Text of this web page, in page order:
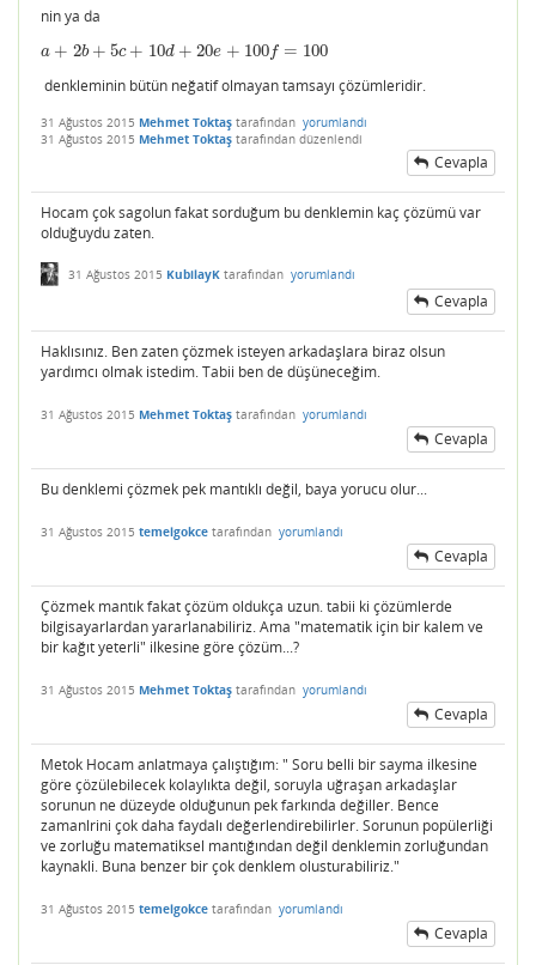
nin ya da
a + 2b + 5c + 10d + 20e + 100 f = 100
a+2b+5c +10d +20e+100 f=100
denkleminin bütün neğatif olmayan tamsayı çözümleridir.
31 Ağustos 2015 Mehmet Toktaş tarafından yorumlandı
31 Ağustos 2015 Mehmet Toktaş tarafından düzenlendi
Cevapla
Hocam çok sagolun fakat sorduğum bu denklemin kaç çözümü var
olduğuydu zaten.
31 Ağustos 2015 KubilayK tarafından yorumlandı
Cevapla
Haklısınız. Ben zaten çözmek isteyen arkadaşlara biraz olsun
yardımcı olmak istedim. Tabii ben de düşüneceğim.
31 Ağustos 2015 Mehmet Toktaş tarafından yorumlandı
Cevapla
Bu denklemi çözmek pek mantıklı değil, baya yorucu olur...
31 Ağustos 2015 temelgokce tarafından yorumlandı
Cevapla
Çözmek mantık fakat çözüm oldukça uzun. tabii ki çözümlerde
bilgisayarlardan yararlanabiliriz. Ama "matematik için bir kalem ve
bir kağıt yeterli" ilkesine göre çözüm...?
31 Ağustos 2015 Mehmet Toktaş tarafından yorumlandı
Cevapla
Metok Hocam anlatmaya çalıştığım: " Soru belli bir sayma ilkesine
göre çözülebilecek kolaylıkta değil, soruyla uğraşan arkadaşlar
sorunun ne düzeyde olduğunun pek farkında değiller. Bence
zamanlrini çok daha faydalı değerlendirebilirler. Sorunun popülerliği
ve zorluğu matematiksel mantığından değil denklemin zorluğundan
kaynakli. Buna benzer bir çok denklem olusturabiliriz."
31 Ağustos 2015 temelgokce tarafından yorumlandı
Cevapla